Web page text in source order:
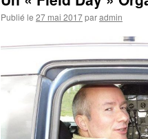
Publié le 27 mai 2017paradmin